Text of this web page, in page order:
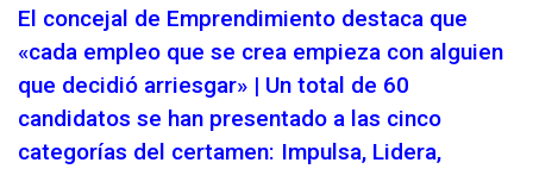
El concejal de Emprendimiento destaca que
«cada empleo que se crea empieza con alguien
que decidió arriesgar» | Un total de 60
candidatos se han presentado a las cinco
categorías del certamen: Impulsa, Lidera,